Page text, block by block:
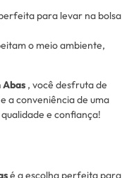
para levar na bolsa
o meio ambiente,
Abas , você desfruta de
a conveniência de uma
e confiança!
é a escolha perfeita para